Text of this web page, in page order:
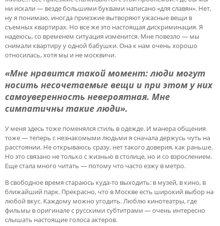
ни искали — везде большими буквами написано «для славян». Нет,
ну я понимаю, иногда приезжие вытворяют ужасные вещи в
съемных квартирах. Но все же это настоящая дискриминация. Я
надеюсь, со временем ситуация изменится. Мне повезло — мы
снимали квартиру у одной бабушки. Она к нам очень хорошо
относилась, хотя мы и не москвичи.
«Мне нравится такой момент: люди могут
носить несочетаемые вещи и при этом у них
самоуверенность невероятная. Мне
симпатичны такие люди».
У меня здесь тоже поменялся стиль в одежде. И манера общения
тоже — теперь с незнакомыми людьми я сначала держусь чуть на
расстоянии. Не открываюсь сразу, нет такого доверия, как раньше.
Но это связано не только с жизнью в столице, но и со взрослением.
Еще стала много читать — потому что часто езжу в метро.
В свободное время стараюсь куда-то выходить: в музей, в кино, в
ближайший парк. Прекрасно, что в Москве есть широкий выбор на
любой вкус. Каждому можно угодить. Люблю кинотеатры, где
фильмы в оригинале с русскими субтитрами — очень интересно
слышать настоящие голоса актеров.